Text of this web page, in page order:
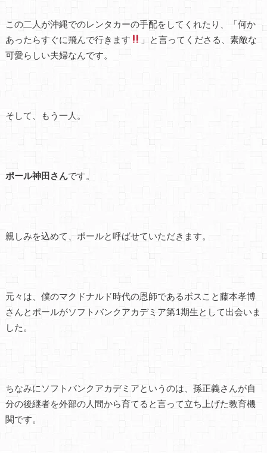
この二人が沖縄でのレンタカーの手配をしてくれたり、「何か
あったらすぐに飛んで行きます
」と言ってくださる、素敵な
可愛らしい夫婦なんです。
そして、もう一人。
ポール神田さんです。
親しみを込めて、ポールと呼ばせていただきます。
元々は、僕のマクドナルド時代の恩師であるボスこと藤本孝博
さんとポールがソフトバンクアカデミア第1期生として出会いま
した。
ちなみにソフトバンクアカデミアというのは、孫正義さんが自
分の後継者を外部の人間から育てると言って立ち上げた教育機
関です。